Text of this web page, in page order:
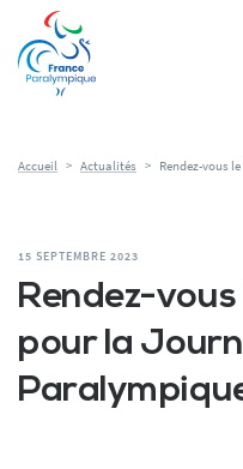
Accueil > Actualités > Rendez-vous
15 SEPTEMBRE 2023
Rendez-
pour la